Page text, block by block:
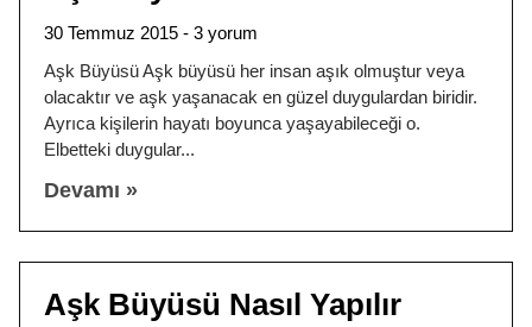
30 Temmuz 2015
3 yorum
Aşk Büyüsü Aşk büyüsü her insan aşık olmuştur veya
olacaktır ve aşk yaşanacak en güzel duygulardan biridir.
Ayrıca kişilerin hayatı boyunca yaşayabileceği o.
Elbetteki duygular
Devamı »
Aşk Büyüsü Nasıl Yapılır